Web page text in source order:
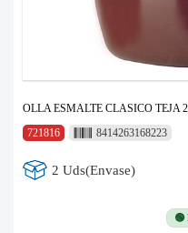
OLLA ESMALTE CLASICO TEJA
721816
8414263168223
2 Uds(Envase)
🟢